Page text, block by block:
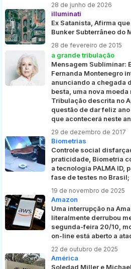
28 de junho de 2026
illuminati
Ex Satanista, Afirma
Bunker Subterrâneo do
28 de fevereiro de 2015
a grande tribulação
Mensagem Subliminar:
Fernanda Montenegro
anunciando a chegada
besta, uma nova
Tribulação descrita no
questão de dar feliz
que acontecerá neste
29 de dezembro de 2017
Biometrias
Controle social
praticidade, Biometria
a tecnologia PALMA ID,
fase de testes no
19 de novembro de 2025
Amazon
Uma interrupção na
literalmente derrubou
segunda-feira 20/10,
on-line está aberto a
22 de outubro de 2025
América
Soledad Miller e